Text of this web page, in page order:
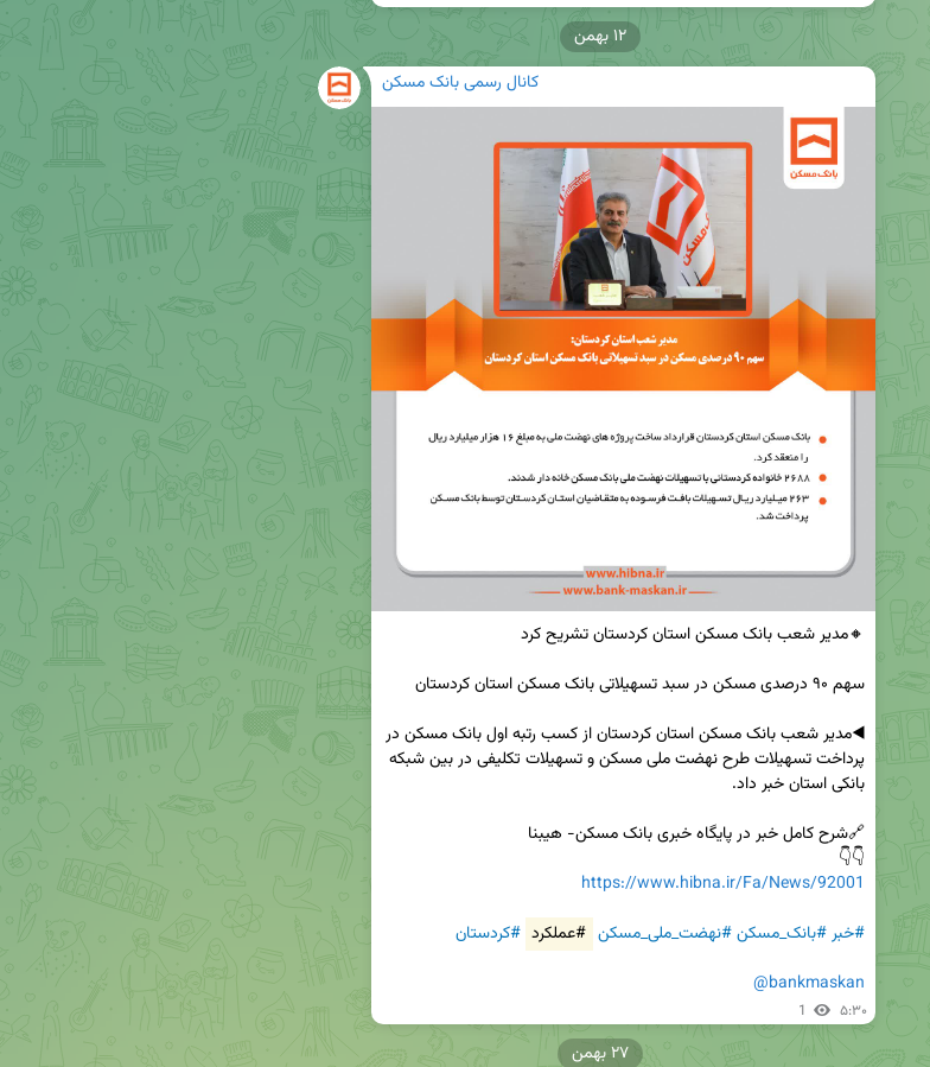
کانال رسمی بانک مسکن
👇👇
https://www.hibna.ir/Fa/News/92001
#خبر#بانک_مسکن#نهضت_ملی_مسکن #عملکرد #کردستان
@bankmaskan
1 ۵:۳۰
۱۲ بهمن
۲۷ بهمن